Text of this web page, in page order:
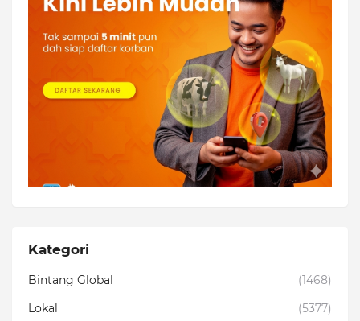
Kategori
Bintang Global
(1468)
Lokal
(5377)